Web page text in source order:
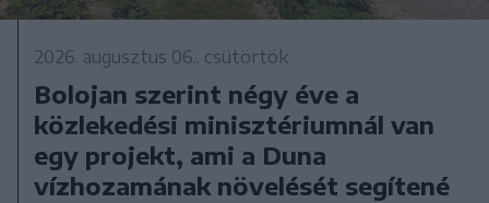
2026. augusztus 06., csütörtök
Bolojan szerint négy éve a
közlekedési minisztériumnál van
egy projekt, ami a Duna
vízhozamának növelését segítené